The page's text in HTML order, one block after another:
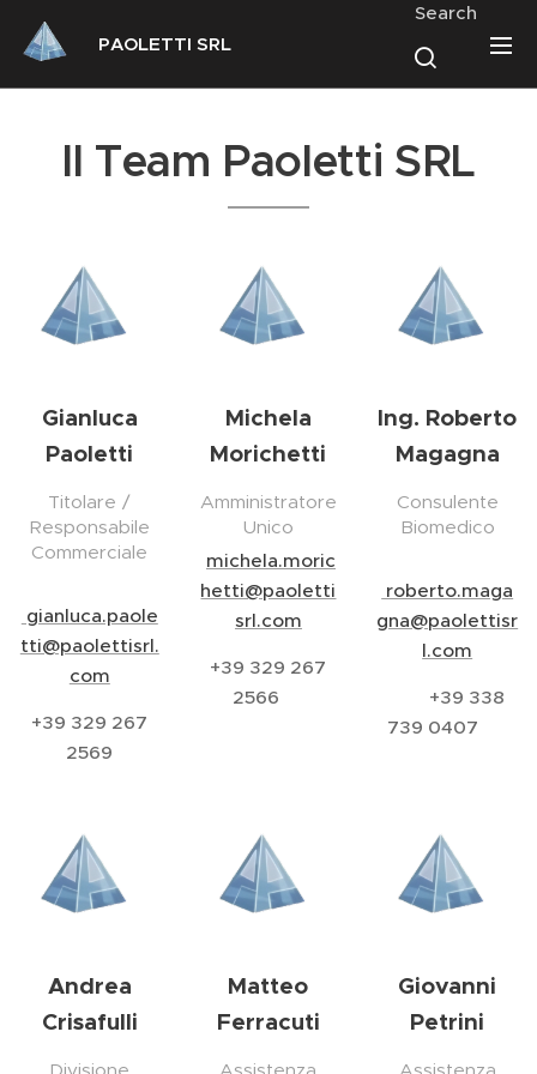
PAOLETTI SRL
Search
Il Team Paoletti SRL
Gianluca
Paoletti
Titolare /
Responsabile
Commerciale
gianluca.paole
tti@paolettisrl.
com
+39 329 267
2569
Michela
Morichetti
Amministratore
Unico
michela.moric
hetti@paoletti
srl.com
+39 329 267
2566
Ing. Roberto
Magagna
Consulente
Biomedico
roberto.maga
gna@paolettisr
l.com
+39 338
739 0407
Andrea
Crisafulli
Matteo
Ferracuti
Giovanni
Petrini